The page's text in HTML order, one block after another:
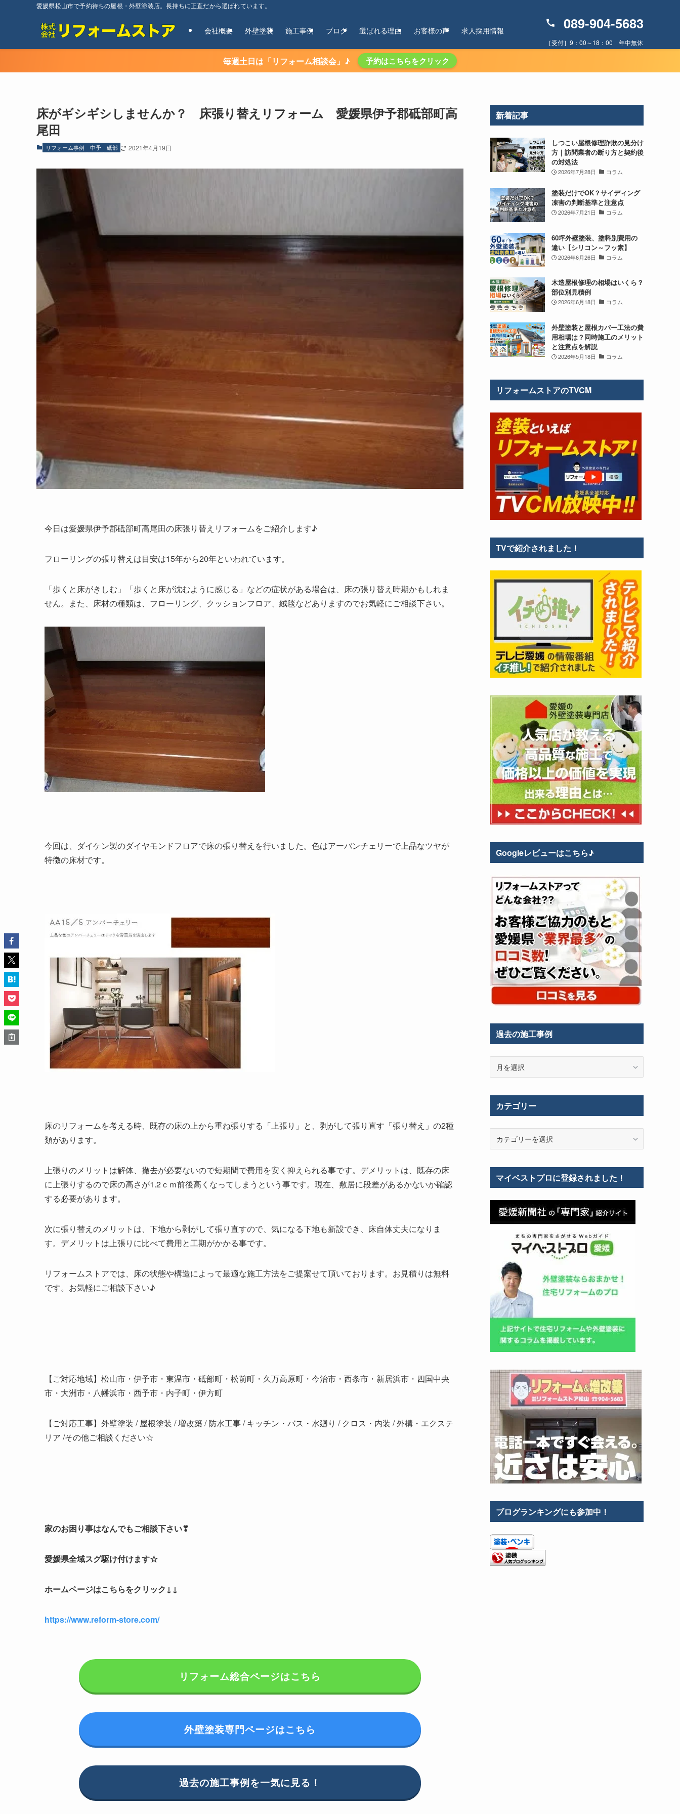
愛媛県松山市で予約待ちの屋根・外壁塗装店。長持ちに正直だから選ばれています。
会社概要 外壁塗装 施工事例 ブログ 選ばれる理由 お客様の声 求人採用情報 089-904-5683
［受付］9：00～18：00 年中無休
毎週土日は「リフォーム相談会」♪ 予約はこちらをクリック
床がギシギシしませんか？ 床張り替えリフォーム 愛媛県伊予郡砥部町高
尾田
リフォーム事例 中予 砥部 2021年4月19日
今日は愛媛県伊予郡砥部町高尾田の床張り替えリフォームをご紹介します♪
フローリングの張り替えは目安は15年から20年といわれています。
「歩くと床がきしむ」「歩くと床が沈むように感じる」などの症状がある場合は、床の張り替え時期かもしれま
せん。また、床材の種類は、フローリング、クッションフロア、絨毯などありますのでお気軽にご相談下さい。
今回は、ダイケン製のダイヤモンドフロアで床の張り替えを行いました。色はアーバンチェリーで上品なツヤが
特徴の床材です。
床のリフォームを考える時、既存の床の上から重ね張りする「上張り」と、剥がして張り直す「張り替え」の2種
類があります。
上張りのメリットは解体、撤去が必要ないので短期間で費用を安く抑えられる事です。デメリットは、既存の床
に上張りするので床の高さが1.2ｃｍ前後高くなってしまうという事です。現在、敷居に段差があるかないか確認
する必要があります。
次に張り替えのメリットは、下地から剥がして張り直すので、気になる下地も新設でき、床自体丈夫になりま
す。デメリットは上張りに比べて費用と工期がかかる事です。
リフォームストアでは、床の状態や構造によって最適な施工方法をご提案せて頂いております。お見積りは無料
です。お気軽にご相談下さい♪
【ご対応地域】松山市・伊予市・東温市・砥部町・松前町・久万高原町・今治市・西条市・新居浜市・四国中央
市・大洲市・八幡浜市・西予市・内子町・伊方町
【ご対応工事】外壁塗装 / 屋根塗装 / 増改築 / 防水工事 / キッチン・バス・水廻り / クロス・内装 / 外構・エクステ
リア /その他ご相談ください☆
家のお困り事はなんでもご相談下さい❣
愛媛県全域スグ駆け付けます☆
ホームページはこちらをクリック↓↓
https://www.reform-store.com/
リフォーム総合ページはこちら
外壁塗装専門ページはこちら
過去の施工事例を一気に見る！
新着記事
しつこい屋根修理詐欺の見分け
方｜訪問業者の断り方と契約後
の対処法
2026年7月28日 コラム
塗装だけでOK？サイディング
凍害の判断基準と注意点
2026年7月21日 コラム
60坪外壁塗装、塗料別費用の
違い【シリコン～フッ素】
2026年6月26日 コラム
木造屋根修理の相場はいくら？
部位別見積例
2026年6月18日 コラム
外壁塗装と屋根カバー工法の費
用相場は？同時施工のメリット
と注意点を解説
2026年5月18日 コラム
リフォームストアのTVCM
TVで紹介されました！
Googleレビューはこちら♪
過去の施工事例
施
事
例
カテゴリー
リ
マイベストプロに登録されました！
ブログランキングにも参加中！